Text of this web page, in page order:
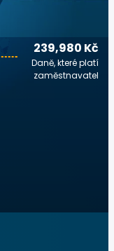
239,980 Kč
Daně, které platí
zaměstnavatel